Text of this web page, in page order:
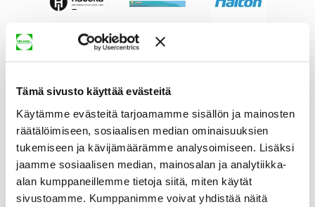
Tämä sivusto käyttää evästeitä
Käytämme evästeitä tarjoamamme sisällön ja mainosten
räätälöimiseen, sosiaalisen median ominaisuuksien
tukemiseen ja kävijämäärämme analysoimiseen. Lisäksi
jaamme sosiaalisen median, mainosalan ja analytiikka-
alan kumppaneillemme tietoja siitä, miten käytät
sivustoamme. Kumppanimme voivat yhdistää näitä